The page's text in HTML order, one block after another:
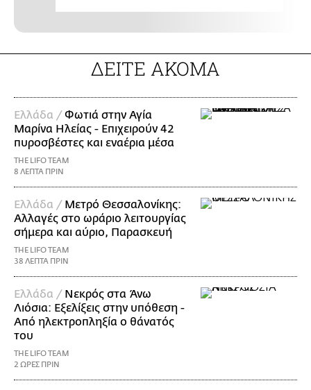
ΔΕΙΤΕ ΑΚΟΜΑ
Ελλάδα /Φωτιά στην Αγία
Μαρίνα Ηλείας - Επιχειρούν 42
πυροσβέστες και εναέρια μέσα
THE LIFO TEAM
8 ΛΕΠΤΑ ΠΡΙΝ
Ελλάδα / Μετρό Θεσσαλονίκης:
Αλλαγές στο ωράριο λειτουργίας
σήμερα και αύριο, Παρασκευή
THE LIFO TEAM
38 ΛΕΠΤΑ ΠΡΙΝ
Ελλάδα / Νεκρός στα Άνω
Λιόσια: Εξελίξεις στην υπόθεση -
Από ηλεκτροπληξία ο θάνατός
του
THE LIFO TEAM
2 ΩΡΕΣ ΠΡΙΝ